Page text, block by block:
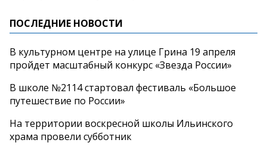
ПОСЛЕДНИЕ НОВОСТИ
В культурном центре на улице Грина 19 апреля
пройдет масштабный конкурс «Звезда России»
В школе №2114 стартовал фестиваль «Большое
путешествие по России»
На территории воскресной школы Ильинского
храма провели субботник